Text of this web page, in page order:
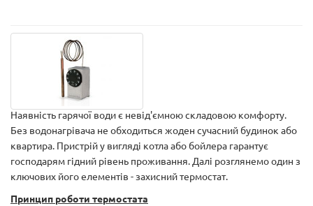
Наявність гарячої води є невід'ємною складовою комфорту.
Без водонагрівача не обходиться жоден сучасний будинок або
квартира. Пристрій у вигляді котла або бойлера гарантує
господарям гідний рівень проживання. Далі розглянемо один з
ключових його елементів - захисний термостат.
Принцип роботи термостата